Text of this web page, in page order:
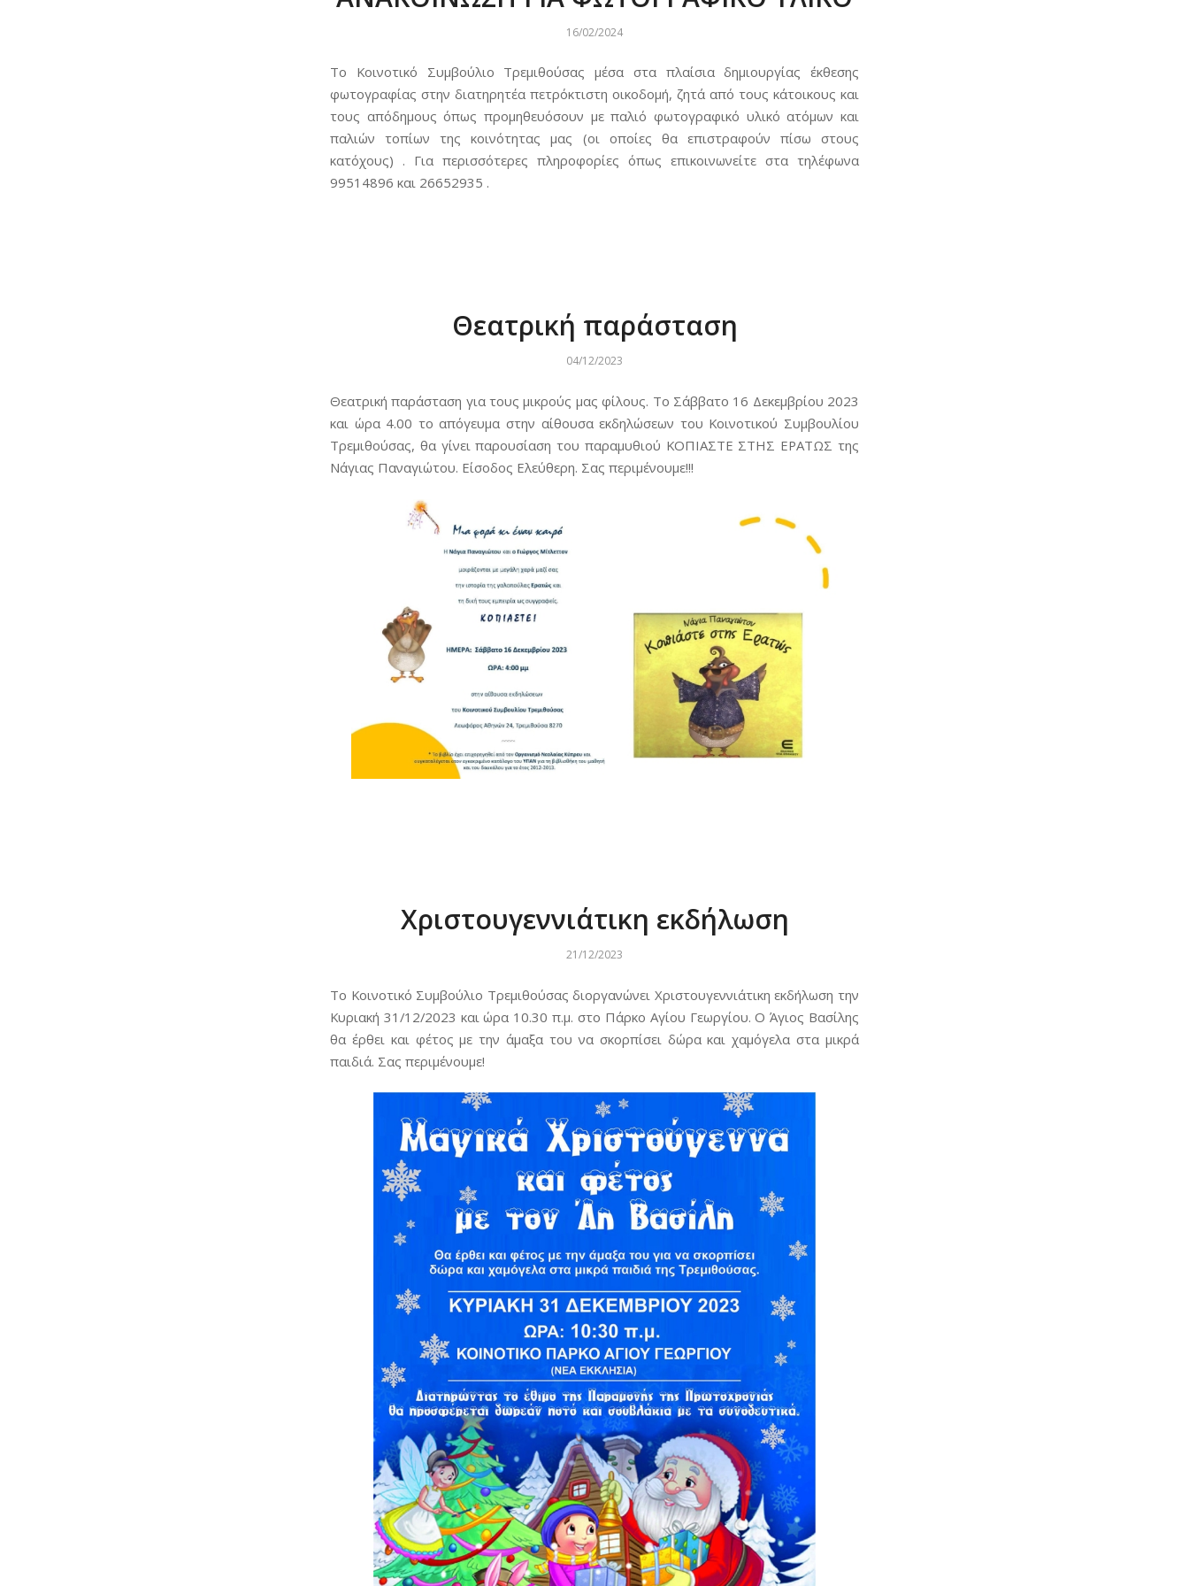
16/02/2024
Το Κοινοτικό Συμβούλιο Τρεμιθούσας μέσα στα πλαίσια δημιουργίας έκθεσης
φωτογραφίας στην διατηρητέα πετρόκτιστη οικοδομή, ζητά από τους κάτοικους και
τους απόδημους όπως προμηθευόσουν με παλιό φωτογραφικό υλικό ατόμων και
παλιών τοπίων της κοινότητας μας (οι οποίες θα επιστραφούν πίσω στους
κατόχους) . Για περισσότερες πληροφορίες όπως επικοινωνείτε στα τηλέφωνα
99514896 και 26652935 .
Θεατρική παράσταση
04/12/2023
Θεατρική παράσταση για τους μικρούς μας φίλους. Το Σάββατο 16 Δεκεμβρίου 2023
και ώρα 4.00 το απόγευμα στην αίθουσα εκδηλώσεων του Κοινοτικού Συμβουλίου
Τρεμιθούσας, θα γίνει παρουσίαση του παραμυθιού ΚΟΠΙΑΣΤΕ ΣΤΗΣ ΕΡΑΤΩΣ της
Νάγιας Παναγιώτου. Είσοδος Ελεύθερη. Σας περιμένουμε!!!
Χριστουγεννιάτικη εκδήλωση
21/12/2023
Το Κοινοτικό Συμβούλιο Τρεμιθούσας διοργανώνει Χριστουγεννιάτικη εκδήλωση την
Κυριακή 31/12/2023 και ώρα 10.30 π.μ. στο Πάρκο Αγίου Γεωργίου. Ο Άγιος Βασίλης
θα έρθει και φέτος με την άμαξα του να σκορπίσει δώρα και χαμόγελα στα μικρά
παιδιά. Σας περιμένουμε!